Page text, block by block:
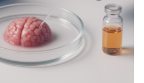
reduzieren lassen. Würzburg. Die
(HCM) ist die häufigste
Sie führt dazu, dass
verdickt, der Herzmuskel zu